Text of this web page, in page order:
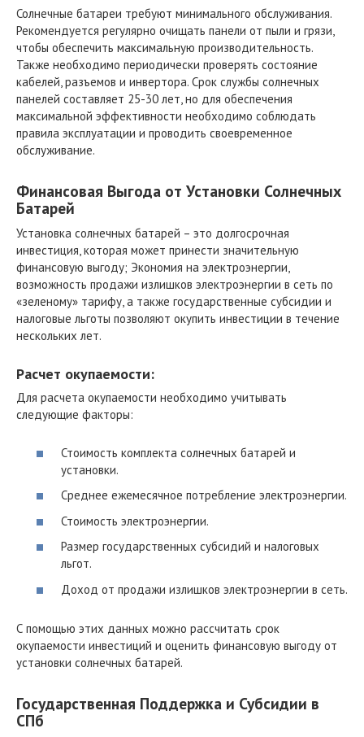
Солнечные батареи требуют минимального обслуживания.
Рекомендуется регулярно очищать панели от пыли и грязи,
чтобы обеспечить максимальную производительность.
Также необходимо периодически проверять состояние
кабелей, разъемов и инвертора. Срок службы солнечных
панелей составляет 25-30 лет, но для обеспечения
максимальной эффективности необходимо соблюдать
правила эксплуатации и проводить своевременное
обслуживание.
Финансовая Выгода от Установки Солнечных
Батарей
Установка солнечных батарей – это долгосрочная
инвестиция, которая может принести значительную
финансовую выгоду; Экономия на электроэнергии,
возможность продажи излишков электроэнергии в сеть по
«зеленому» тарифу, а также государственные субсидии и
налоговые льготы позволяют окупить инвестиции в течение
нескольких лет.
Расчет окупаемости:
Для расчета окупаемости необходимо учитывать
следующие факторы:
Стоимость комплекта солнечных батарей и
установки.
Среднее ежемесячное потребление электроэнергии.
Стоимость электроэнергии.
Размер государственных субсидий и налоговых
льгот.
Доход от продажи излишков электроэнергии в сеть.
С помощью этих данных можно рассчитать срок
окупаемости инвестиций и оценить финансовую выгоду от
установки солнечных батарей.
Государственная Поддержка и Субсидии в
СПб